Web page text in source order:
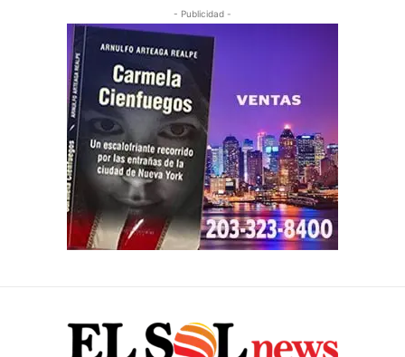
- Publicidad -